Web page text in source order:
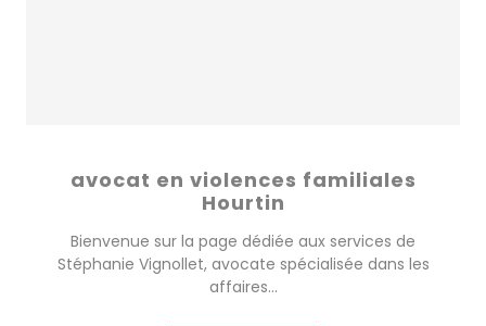
avocat en violences familiales
Hourtin
Bienvenue sur la page dédiée aux services de
Stéphanie Vignollet, avocate spécialisée dans les
affaires...